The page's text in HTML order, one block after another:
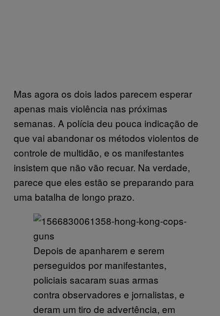
Mas agora os dois lados parecem esperar
apenas mais violência nas próximas
semanas. A polícia deu pouca indicação de
que vai abandonar os métodos violentos de
controle de multidão, e os manifestantes
insistem que não vão recuar. Na verdade,
parece que eles estão se preparando para
uma batalha de longo prazo.
Depois de apanharem e serem
perseguidos por manifestantes,
policiais sacaram suas armas
contra observadores e jornalistas, e
deram um tiro de advertência, em